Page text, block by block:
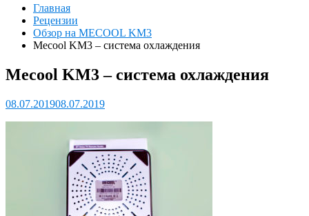
Главная
Рецензии
Обзор на MECOOL KM3
Mecool KM3 – система охлаждения
Mecool KM3 – система охлаждения
08.07.201908.07.2019